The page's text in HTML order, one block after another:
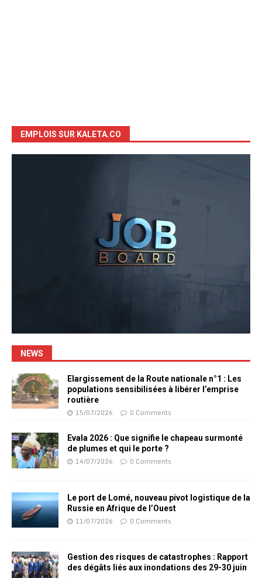
EMPLOIS SUR KALETA.CO
NEWS
Elargissement de la Route nationale n°1 : Les
populations sensibilisées à libérer l’emprise
routière
15/07/2026 0 Comments
Evala 2026 : Que signifie le chapeau surmonté
de plumes et qui le porte ?
14/07/2026 0 Comments
Le port de Lomé, nouveau pivot logistique de la
Russie en Afrique de l’Ouest
11/07/2026 0 Comments
Gestion des risques de catastrophes : Rapport
des dégâts liés aux inondations des 29-30 juin